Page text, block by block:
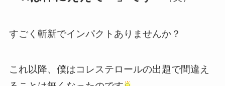
すごく斬新でインパクトありませんか？
これ以降、僕はコレステロールの出題で間違え